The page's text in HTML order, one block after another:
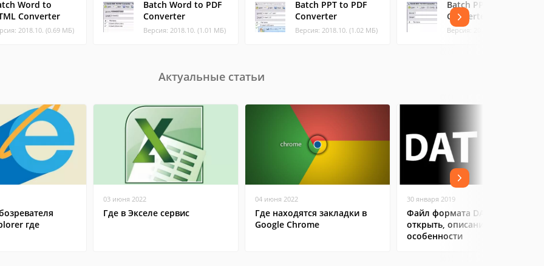
Word to
Converter
2018.10. (0.69 МБ)
Batch Word to PDF
Converter
Версия: 2018.10. (1.01 МБ)
Batch PPT to PDF
Converter
Версия: 2018.10. (1.02 МБ)
Batch PPT to HTML
Converter
Версия: 2018.10. (0.69 МБ)
Актуальные статьи
где
03 июня 2022
Где в Экселе сервис
04 июня 2022
Где находятся закладки в
Google Chrome
30 января 2019
Файл формата DAT: чем
открыть, описание,
особенности